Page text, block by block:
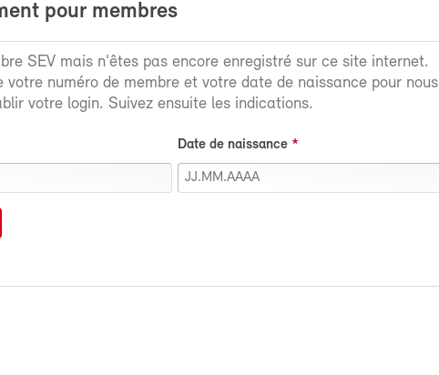
pour membres
SEV mais n'êtes pas encore enregistré sur ce site internet.
votre numéro de membre et votre date de naissance pour nous
votre login. Suivez ensuite les indications.
Date de naissance